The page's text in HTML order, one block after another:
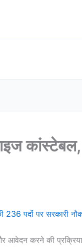
कांस्टेबल,
पदों पर सरकारी
आवेदन करने की